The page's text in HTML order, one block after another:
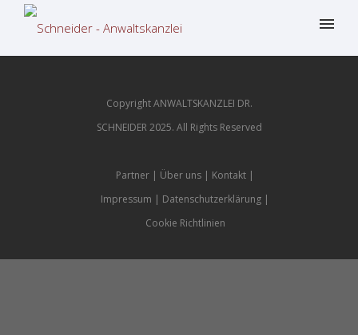
Copyright ANWALTSKANZLEI DR.
SCHNEIDER 2025. All Rights Reserved
Partner Über uns
Kontakt
Impressum
Datenschutzerklärung
Cookie Richtlinien